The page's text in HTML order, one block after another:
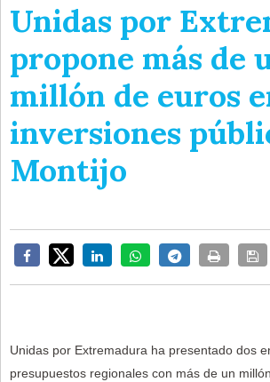
Unidas por
propone más de
millón de euros
inversiones
Montijo
Unidas por Extremadura ha presentado dos
presupuestos regionales con más de un